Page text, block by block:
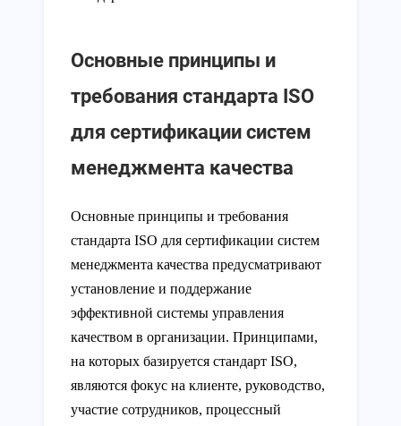
Основные принципы и
требования стандарта ISO
для сертификации систем
менеджмента качества
Основные принципы и требования
стандарта ISO для сертификации систем
менеджмента качества предусматривают
установление и поддержание
эффективной системы управления
качеством в организации. Принципами,
на которых базируется стандарт ISO,
являются фокус на клиенте, руководство,
участие сотрудников, процессный